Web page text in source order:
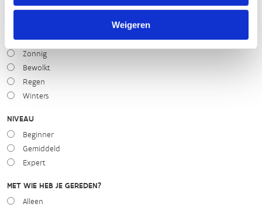
Weigeren
Droog
Zonnig
Bewolkt
Regen
Winters
NIVEAU
Beginner
Gemiddeld
Expert
MET WIE HEB JE GEREDEN?
Alleen